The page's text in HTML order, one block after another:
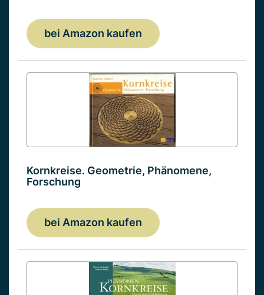
bei Amazon kaufen
Kornkreise. Geometrie, Phänomene,
Forschung
bei Amazon kaufen